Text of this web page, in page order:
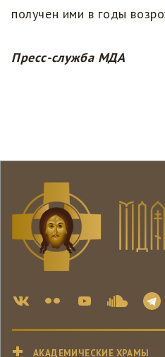
получен ими в годы
Пресс-служба МДА
АКАДЕМИЧЕСКИЕ ХРАМЫ